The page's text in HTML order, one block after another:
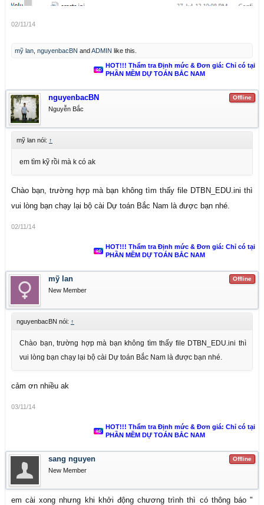
02/11/14
mỹ lan nguyenbacBN andADMIN like this.
HOT!!! Thẩm tra Định mức & Đơn giá: Chỉ có tại
PHẦN MỀM DỰ TOÁN BẮC NAM
Offline
nguyenbacBN
Nguyễn Bắc
mỹ lan nói: ↑
em tìm kỹ rồi mà k có ak
Chào bạn, trường hợp mà bạn không tìm thấy file DTBN_EDU.ini thì
vui lòng bạn chạy lại bộ cài Dự toán Bắc Nam là được bạn nhé.
02/11/14
HOT!!! Thẩm tra Định mức & Đơn giá: Chỉ có tại
PHẦN MỀM DỰ TOÁN BẮC NAM
Offline
mỹ lan
New Member
nguyenbacBN nói: ↑
Chào bạn, trường hợp mà bạn không tìm thấy file DTBN_EDU.ini thì
vui lòng bạn chạy lại bộ cài Dự toán Bắc Nam là được bạn nhé.
cảm ơn nhiều ak
03/11/14
HOT!!! Thẩm tra Định mức & Đơn giá: Chỉ có tại
PHẦN MỀM DỰ TOÁN BẮC NAM
Offline
sang nguyen
New Member
em cài xong nhưng khi khởi động chương trình thì có thông báo "